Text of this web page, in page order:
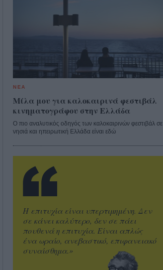
ΝΕΑ
Μίλα μου για καλοκαιρινά φεστιβάλ
κινηματογράφου στην Ελλάδα
Ο πιο αναλυτικός οδηγός των καλοκαιρινών φεστιβάλ σε
νησιά και ηπειρωτική Ελλάδα είναι εδώ
Η επιτυχία είναι υπερτιμημένη. Δεν
σε κάνει καλύτερο, δεν σε πάει
πουθενά η επιτυχία. Είναι απλώς
ένα ωραίο, ανεβαστικό, επιφανειακό
συναίσθημα.»